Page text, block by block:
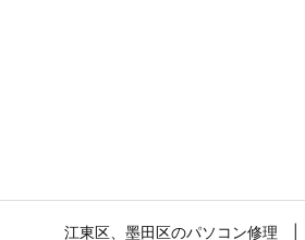
江東区、墨田区のパソコン修理